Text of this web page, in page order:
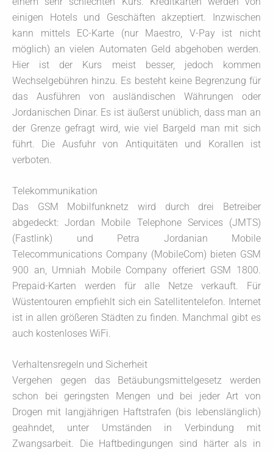
einigen Hotels und Geschäften akzeptiert. Inzwischen
kann mittels EC-Karte (nur Maestro, V-Pay ist nicht
möglich) an vielen Automaten Geld abgehoben werden.
Hier ist der Kurs meist besser, jedoch kommen
Wechselgebühren hinzu. Es besteht keine Begrenzung für
das Ausführen von ausländischen Währungen oder
Jordanischen Dinar. Es ist äußerst unüblich, dass man an
der Grenze gefragt wird, wie viel Bargeld man mit sich
führt. Die Ausfuhr von Antiquitäten und Korallen ist
verboten.
Telekommunikation
Das GSM Mobilfunknetz wird durch drei Betreiber
abgedeckt: Jordan Mobile Telephone Services (JMTS)
(Fastlink) und Petra Jordanian Mobile
Telecommunications Company (MobileCom) bieten GSM
900 an, Umniah Mobile Company offeriert GSM 1800.
Prepaid-Karten werden für alle Netze verkauft. Für
Wüstentouren empfiehlt sich ein Satellitentelefon. Internet
ist in allen größeren Städten zu finden. Manchmal gibt es
auch kostenloses WiFi.
Verhaltensregeln und Sicherheit
Vergehen gegen das Betäubungsmittelgesetz werden
schon bei geringsten Mengen und bei jeder Art von
Drogen mit langjährigen Haftstrafen (bis lebenslänglich)
geahndet, unter Umständen in Verbindung mit
Zwangsarbeit. Die Haftbedingungen sind härter als in